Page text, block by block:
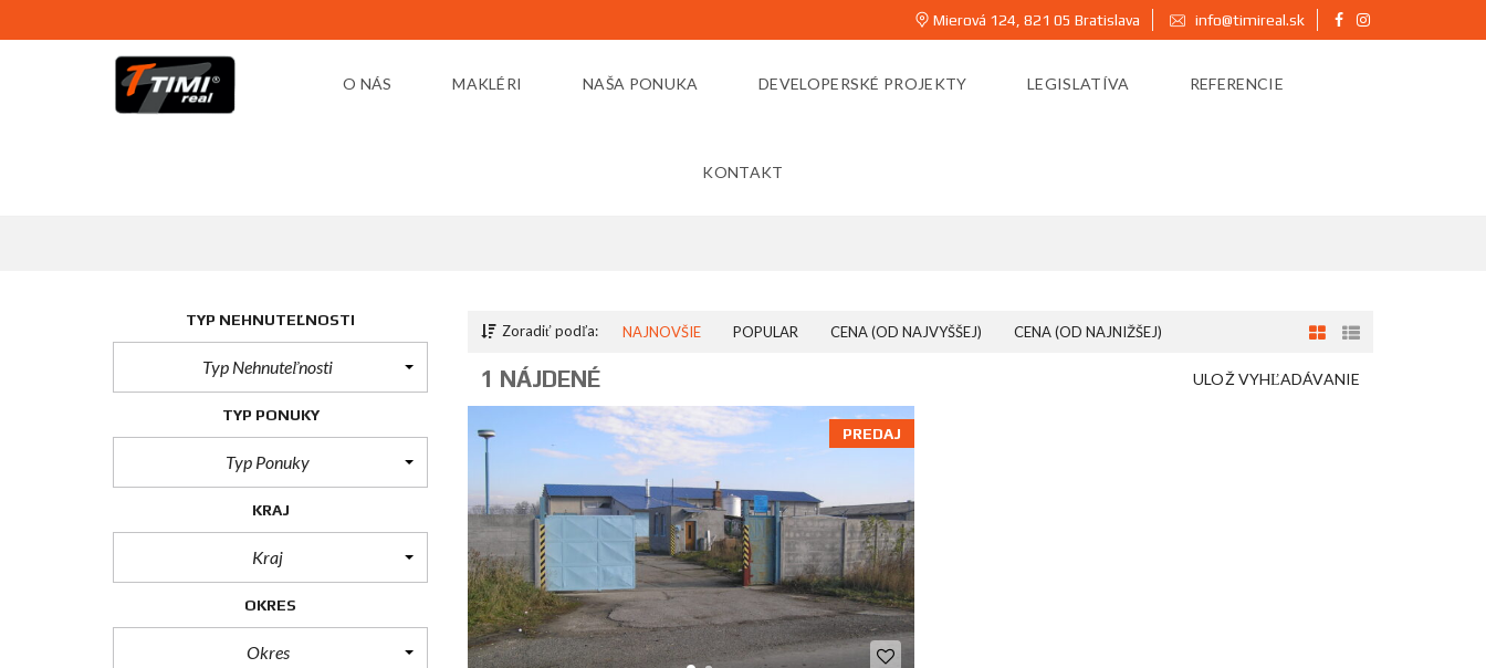
Mierová 124, 821 05 Bratislava info@timireal.sk
O NÁS MAKLÉRI NAŠA PONUKA DEVELOPERSKÉ PROJEKTY LEGISLATÍVA REFERENCIE
KONTAKT
TYP NEHNUTEĽNOSTI
Typ Nehnuteľnosti
TYP PONUKY
Typ Ponuky
KRAJ
Kraj
OKRES
Okres
Zoradiť podľa: NAJNOVŠIE POPULAR CENA (OD NAJVYŠŠEJ) CENA (OD NAJNIŽŠEJ)
ULOŽ VYHĽADÁVANIE
1 NÁJDENÉ
PREDAJ